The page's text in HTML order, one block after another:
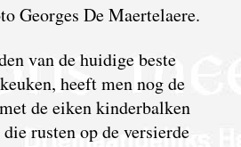
Georges De Maertelaere.
van de huidige beste
heeft men nog de
de eiken kinderbalken
rusten op de versierde